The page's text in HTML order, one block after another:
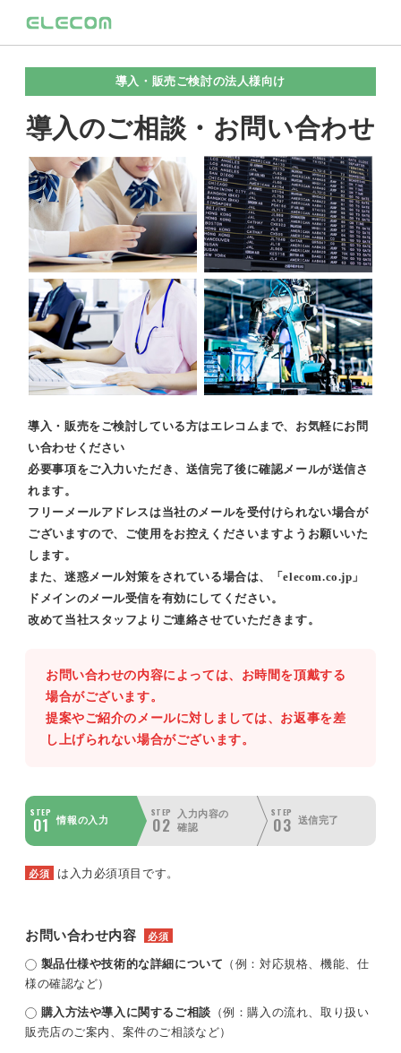
導入・販売ご検討の法人様向け
導入のご相談・お問い合わせ
導入・販売をご検討している方はエレコムまで、お気軽にお問
い合わせください
必要事項をご入力いただき、送信完了後に確認メールが送信さ
れます。
フリーメールアドレスは当社のメールを受付けられない場合が
ございますので、ご使用をお控えくださいますようお願いいた
します。
また、迷惑メール対策をされている場合は、「elecom.co.jp」
ドメインのメール受信を有効にしてください。
改めて当社スタッフよりご連絡させていただきます。
お問い合わせの内容によっては、お時間を頂戴する
場合がございます。
提案やご紹介のメールに対しましては、お返事を差
し上げられない場合がございます。
STEP
01 情報の入力
STEP
02
入力内容の
確認
STEP
03 送信完了
必須 は入力必須項目です。
お問い合わせ内容 必須
製品仕様や技術的な詳細について （例：対応規格、機能、仕
様の確認など）
購入方法や導入に関するご相談 （例：購入の流れ、取り扱い
販売店のご案内、案件のご相談など）